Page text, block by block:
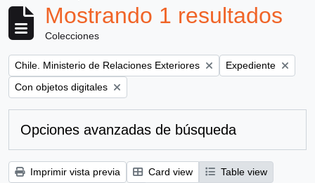
Mostrando 1 resultados
Colecciones
Remove filter:
Chile. Ministerio de Relaciones Exteriores Remove filter:
Expediente
Remove filter:
Con objetos digitales
Opciones avanzadas de búsqueda
Imprimir vista previa Card view
Table view